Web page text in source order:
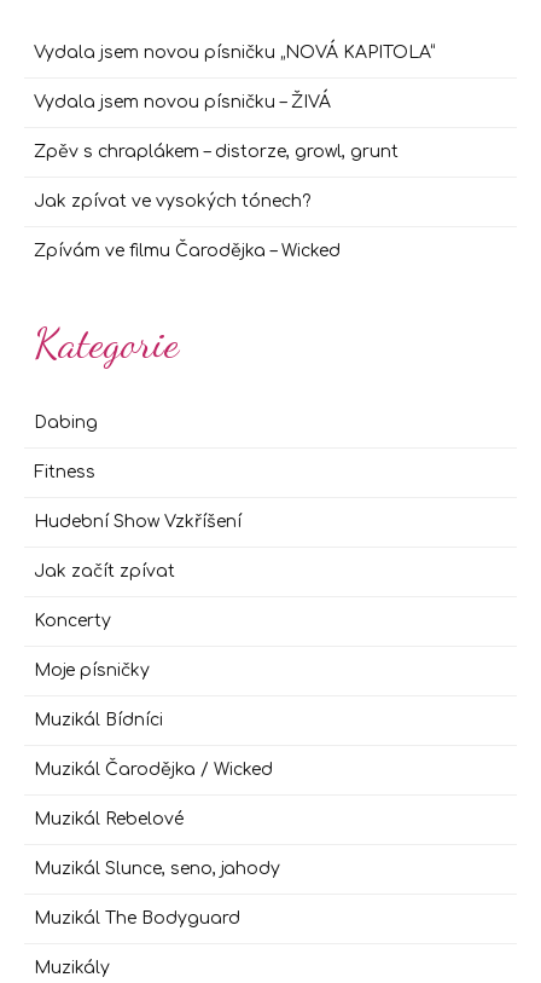
Vydala jsem novou písničku „NOVÁ KAPITOLA“
Vydala jsem novou písničku – ŽIVÁ
Zpěv s chraplákem – distorze, growl, grunt
Jak zpívat ve vysokých tónech?
Zpívám ve filmu Čarodějka – Wicked
Kategorie
Dabing
Fitness
Hudební Show Vzkříšení
Jak začít zpívat
Koncerty
Moje písničky
Muzikál Bídníci
Muzikál Čarodějka / Wicked
Muzikál Rebelové
Muzikál Slunce, seno, jahody
Muzikál The Bodyguard
Muzikály